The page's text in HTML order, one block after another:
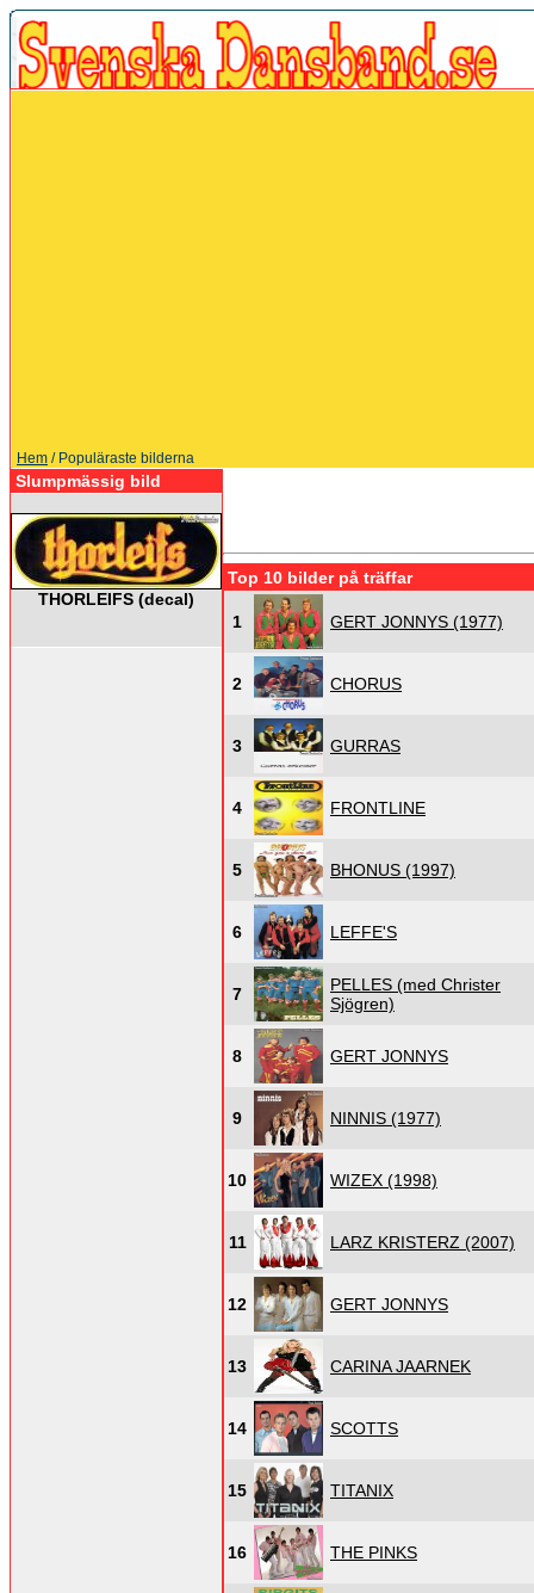
Hem / Populäraste bilderna
Slumpmässig bild
THORLEIFS (decal)
Top 10 bilder på träffar
1 GERT JONNYS (1977)
2 CHORUS
3 GURRAS
4 FRONTLINE
5 BHONUS (1997)
6 LEFFE'S
7
PELLES (med Christer
Sjögren)
8 GERT JONNYS
9 NINNIS (1977)
10 WIZEX (1998)
11 LARZ KRISTERZ (2007)
12 GERT JONNYS
13 CARINA JAARNEK
14 SCOTTS
15 TITANIX
16 THE PINKS